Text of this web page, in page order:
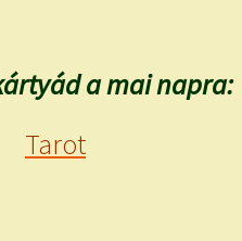
a mai napra:
Tarot